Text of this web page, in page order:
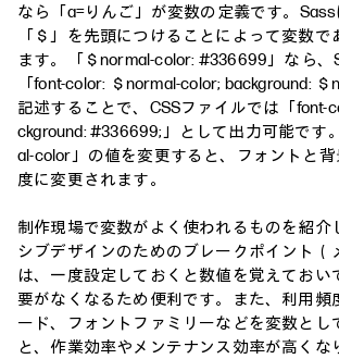
なら「a=りんご」が変数の定義です。
「＄」を先頭につけることによって変数で
ます。「＄normal-color: #336699」なら
「font-color: ＄normal-color; background:
記述することで、CSSファイルでは「font-
ckground: #336699;」として出力可能です
al-color」の値を変更すると、フォントと
度に変更されます。
制作現場で変数がよく使われるものを紹介
シブデザインのためのブレークポイント（
は、一度設定しておくと数値を覚えておい
要がなくなるため便利です。また、利用頻
ード、フォントファミリーなどを変数とし
と、作業効率やメンテナンス効率が高くな